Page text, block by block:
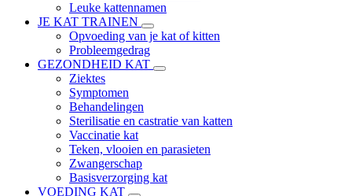
Leuke kattennamen
JE KAT TRAINEN
Opvoeding van je kat of kitten
Probleemgedrag
GEZONDHEID KAT
Ziektes
Symptomen
Behandelingen
Sterilisatie en castratie van katten
Vaccinatie kat
Teken, vlooien en parasieten
Zwangerschap
Basisverzorging kat
VOEDING KAT